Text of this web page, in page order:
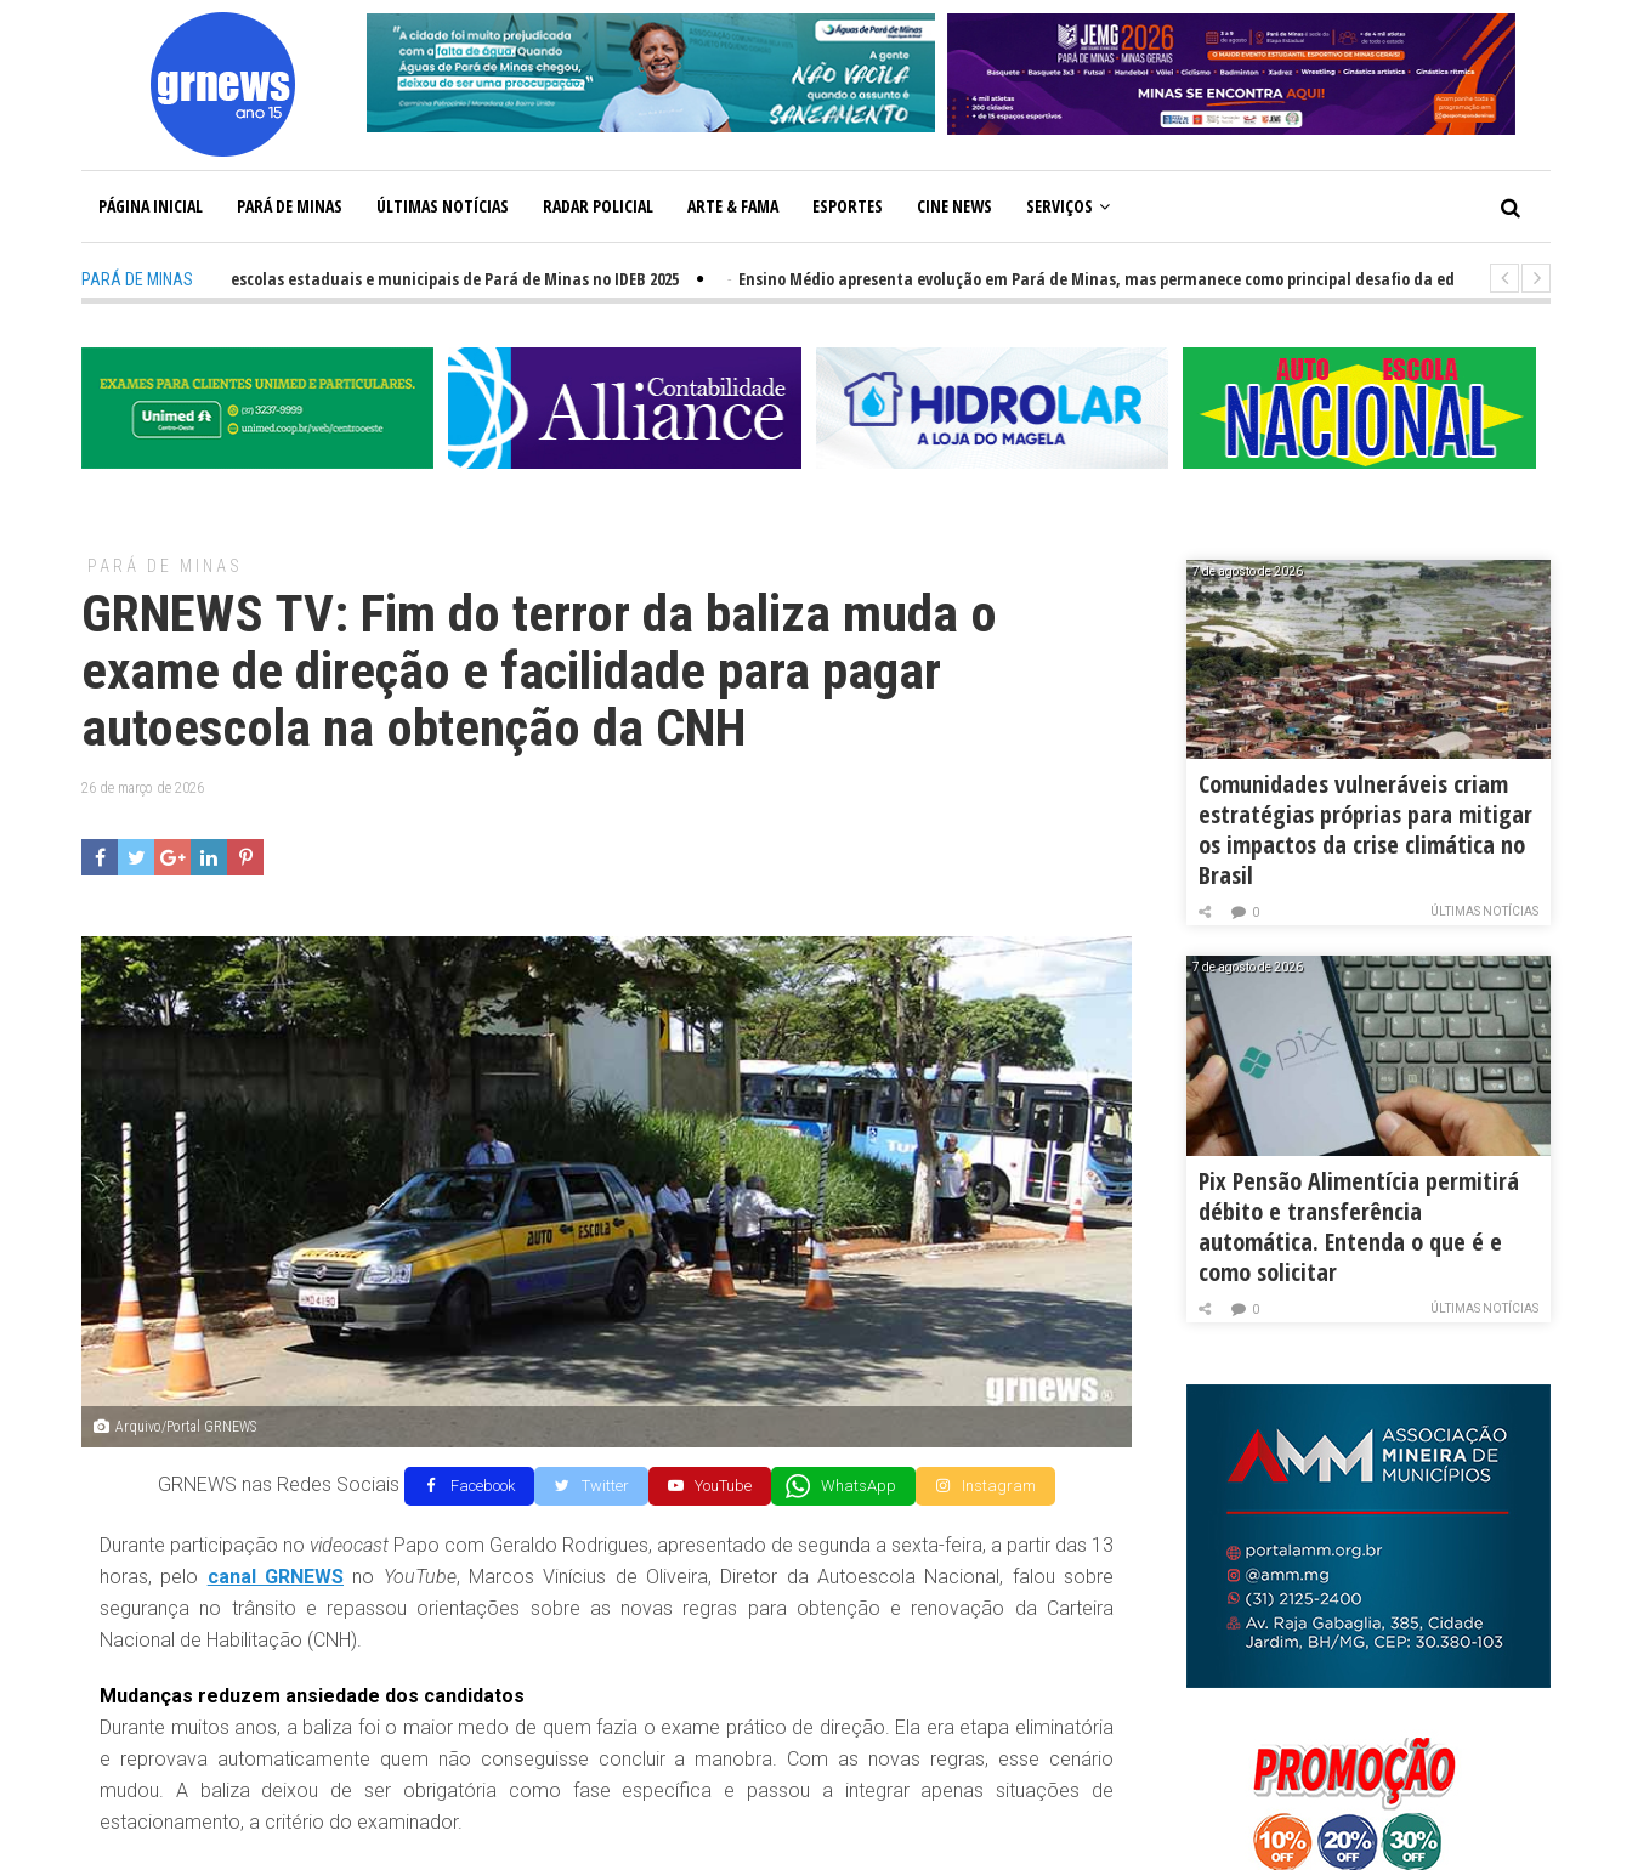
PÁGINA INICIAL PARÁ DE MINAS ÚLTIMAS NOTÍCIAS RADAR POLICIAL ARTE & FAMA ESPORTES CINE NEWS SERVIÇOS
PARÁ DE MINAS
Veja o desempenho das escolas estaduais e municipais de Pará de Minas no IDEB 2025 - Ensino Médio apresenta evolução em Pará de Minas, mas permanece como principal desafio da educação - Escolas
PARÁ DE MINAS
GRNEWS TV: Fim do terror da baliza muda o
exame de direção e facilidade para pagar
autoescola na obtenção da CNH
26 de março de 2026
Arquivo/Portal GRNEWS
GRNEWS nas Redes Sociais Facebook Twitter YouTube WhatsApp Instagram
Durante participação no videocast Papo com Geraldo Rodrigues, apresentado de segunda a sexta-feira, a partir das 13
horas, pelo canal GRNEWS no YouTube, Marcos Vinícius de Oliveira, Diretor da Autoescola Nacional, falou sobre
segurança no trânsito e repassou orientações sobre as novas regras para obtenção e renovação da Carteira
Nacional de Habilitação (CNH).
Mudanças reduzem ansiedade dos candidatos
Durante muitos anos, a baliza foi o maior medo de quem fazia o exame prático de direção. Ela era etapa eliminatória
e reprovava automaticamente quem não conseguisse concluir a manobra. Com as novas regras, esse cenário
mudou. A baliza deixou de ser obrigatória como fase específica e passou a integrar apenas situações de
estacionamento, a critério do examinador.
7 de agosto de 2026
Comunidades vulneráveis criam
estratégias próprias para mitigar
os impactos da crise climática no
Brasil
ÚLTIMAS NOTÍCIAS
0
7 de agosto de 2026
Pix Pensão Alimentícia permitirá
débito e transferência
automática. Entenda o que é e
como solicitar
ÚLTIMAS NOTÍCIAS
0